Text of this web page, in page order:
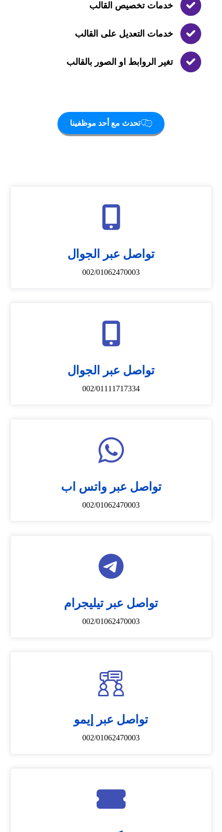
خدمات تخصيص القالب
خدمات التعديل على القالب
تغير الروابط او الصور بالقالب
تحدث مع أحد موظفينا
تواصل عبر الجوال
002/01062470003
تواصل عبر الجوال
002/01111717334
تواصل عبر واتس اب
002/01062470003
تواصل عبر تيليجرام
002/01062470003
تواصل عبر إيمو
002/01062470003